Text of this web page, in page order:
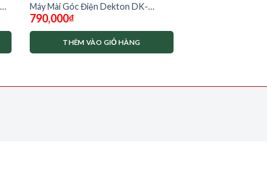
Máy Mài Góc Điện Dekton DK-
AG950S có chỉnh tốc
790,000₫
THÊM VÀO GIỎ HÀNG